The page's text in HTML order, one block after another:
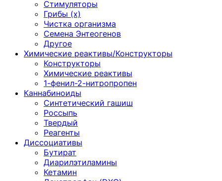
Стимуляторы
Грибы (х)
Чистка организма
Семена Энтеогенов
Другое
Химические реактивы/Конструкторы
Конструкторы
Химические реактивы
1-фенил-2-нитропропен
Каннабиноиды
Синтетический гашиш
Россыпь
Твердый
Реагенты
Диссоциативы
Бутират
Диарилэтиламины
Кетамин